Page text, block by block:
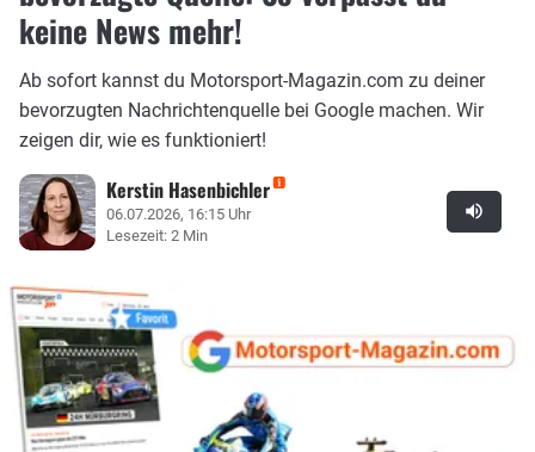
keine News mehr!
Ab sofort kannst du Motorsport-Magazin.com zu deiner
bevorzugten Nachrichtenquelle bei Google machen. Wir
zeigen dir, wie es funktioniert!
Kerstin Hasenbichler
06.07.2026, 16:15 Uhr
Lesezeit: 2 Min